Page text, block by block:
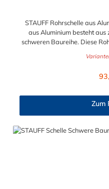
STAUFF Rohrschelle aus
aus Aluminium besteht
schweren Baureihe. Diese
Befestigung von Rohren,
Aluminium kann zwischen 6
5S M10 x 70 M10 x 50 6S M12 x 100 M12 x 80 7S M16 x 130
- 8S M20 x 190 - 9S M24 x 220 - 10S M30 x 300 - 11S M30 x
Zum